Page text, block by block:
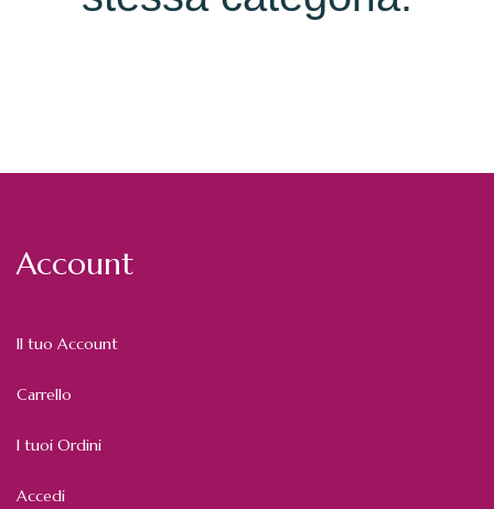
Account
Il tuo Account
Carrello
I tuoi Ordini
Accedi